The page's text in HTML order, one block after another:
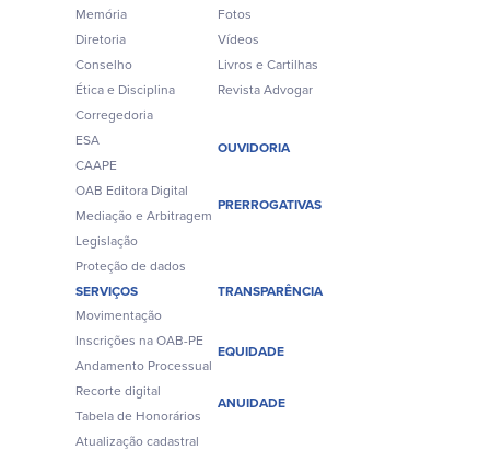
Memória
Diretoria
Conselho
Ética e Disciplina
Corregedoria
ESA
CAAPE
OAB Editora Digital
Mediação e Arbitragem
Legislação
Proteção de dados
Fotos
Vídeos
Livros e Cartilhas
Revista Advogar
OUVIDORIA
PRERROGATIVAS
SERVIÇOS
Movimentação
Inscrições na OAB-PE
Andamento Processual
Recorte digital
Tabela de Honorários
Atualização cadastral
TRANSPARÊNCIA
EQUIDADE
ANUIDADE